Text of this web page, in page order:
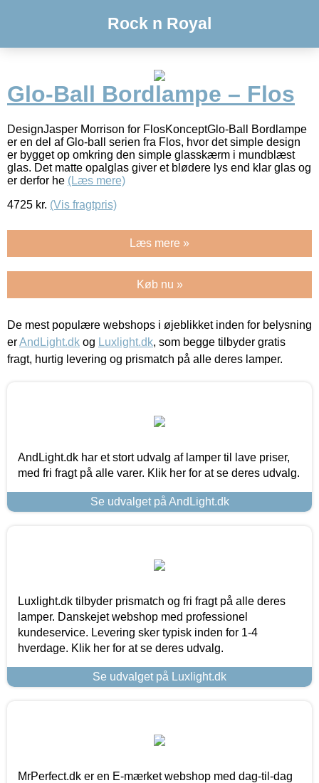
Rock n Royal
Glo-Ball Bordlampe – Flos
DesignJasper Morrison for FlosKonceptGlo-Ball Bordlampe
er en del af Glo-ball serien fra Flos, hvor det simple design
er bygget op omkring den simple glasskærm i mundblæst
glas. Det matte opalglas giver et blødere lys end klar glas og
er derfor he (Læs mere)
4725 kr. (Vis fragtpris)
Læs mere »
Køb nu »
De mest populære webshops i øjeblikket inden for belysning
erAndLight.dk og Luxlight.dk, som begge tilbyder gratis
fragt, hurtig levering og prismatch på alle deres lamper.
AndLight.dk har et stort udvalg af lamper til lave priser,
med fri fragt på alle varer. Klik her for at se deres udvalg.
Se udvalget på AndLight.dk
Luxlight.dk tilbyder prismatch og fri fragt på alle deres
lamper. Danskejet webshop med professionel
kundeservice. Levering sker typisk inden for 1-4
hverdage. Klik her for at se deres udvalg.
Se udvalget på Luxlight.dk
MrPerfect.dk er en E-mærket webshop med dag-til-dag